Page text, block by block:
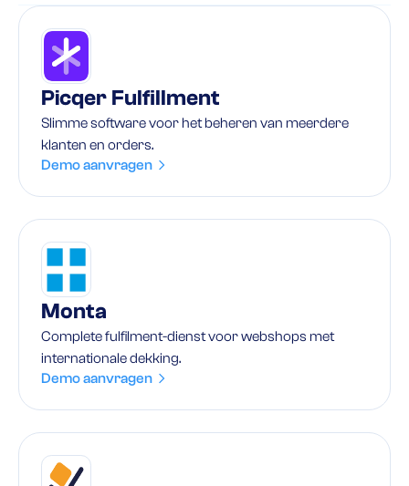
Picqer Fulfillment
Slimme software voor het beheren van meerdere
klanten en orders.
Demo aanvragen
Monta
Complete fulfilment-dienst voor webshops met
internationale dekking.
Demo aanvragen